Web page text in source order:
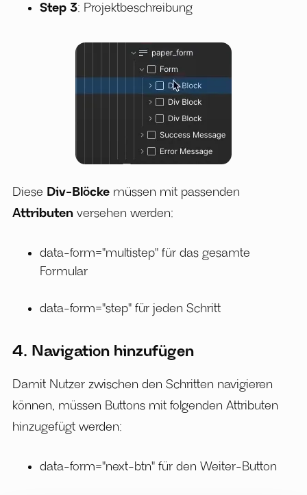
Step 3: Projektbeschreibung
Diese Div-Blöcke müssen mit passenden
Attributen versehen werden:
data-form="multistep" für das gesamte
Formular
data-form="step" für jeden Schritt
4. Navigation hinzufügen
Damit Nutzer zwischen den Schritten navigieren
können, müssen Buttons mit folgenden Attributen
hinzugefügt werden:
data-form="next-btn" für den Weiter-Button